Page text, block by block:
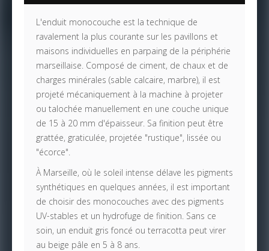
L'enduit monocouche est la technique de
ravalement la plus courante sur les pavillons et
maisons individuelles en parpaing de la périphérie
marseillaise. Composé de ciment, de chaux et de
charges minérales (sable calcaire, marbre), il est
projeté mécaniquement à la machine à projeter
ou talochée manuellement en une couche unique
de 15 à 20 mm d'épaisseur. Sa finition peut être
grattée, graticulée, projetée "rustique", lissée ou
"écorce".
À Marseille, où le soleil intense délave les pigments
synthétiques en quelques années, il est important
de choisir des monocouches avec des pigments
UV-stables et un hydrofuge de finition. Sans ce
soin, un enduit gris foncé ou terracotta peut virer
au beige pâle en 5 à 8 ans.